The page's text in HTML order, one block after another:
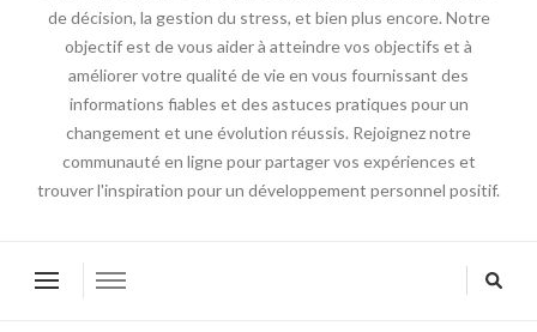
de décision, la gestion du stress, et bien plus encore. Notre
objectif est de vous aider à atteindre vos objectifs et à
améliorer votre qualité de vie en vous fournissant des
informations fiables et des astuces pratiques pour un
changement et une évolution réussis. Rejoignez notre
communauté en ligne pour partager vos expériences et
trouver l'inspiration pour un développement personnel positif.